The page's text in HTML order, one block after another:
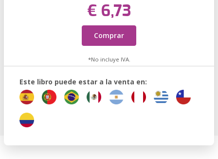
€ 6,73
Comprar
*No incluye IVA.
Este libro puede estar a la venta en: